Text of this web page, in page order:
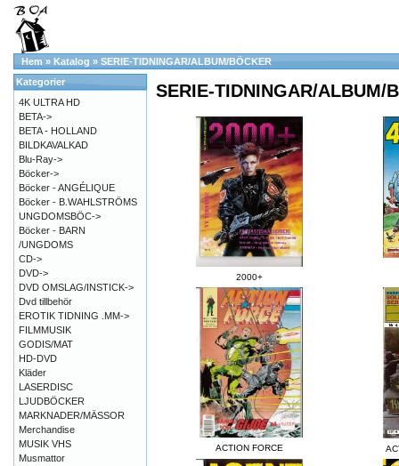
Hem » Katalog » SERIE-TIDNINGAR/ALBUM/BÖCKER
SERIE-TIDNINGAR/ALBUM/
2000+
ACTION FORCE
Kategorier
4K ULTRA HD
BETA->
BETA - HOLLAND
BILDKAVALKAD
Blu-Ray->
Böcker->
Böcker - ANGÉLIQUE
Böcker - B.WAHLSTRÖMS
UNGDOMSBÖC->
Böcker - BARN
/UNGDOMS
CD->
DVD->
DVD OMSLAG/INSTICK->
Dvd tillbehör
EROTIK TIDNING .MM->
FILMMUSIK
GODIS/MAT
HD-DVD
Kläder
LASERDISC
LJUDBÖCKER
MARKNADER/MÄSSOR
Merchandise
MUSIK VHS
Musmattor